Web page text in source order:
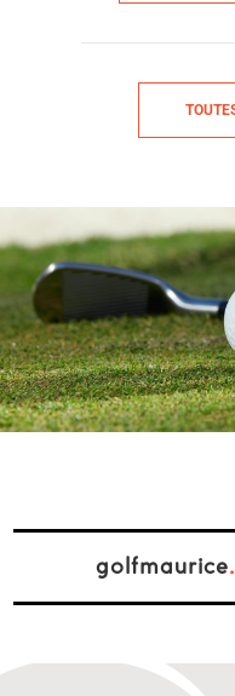
golfmaurice.